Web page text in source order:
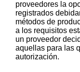
proveedores la
registrados
métodos de
a los requisitos
un proveedor
aquellas para las
autorización.